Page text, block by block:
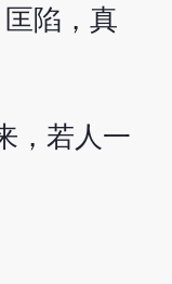
陷，真
，若人一